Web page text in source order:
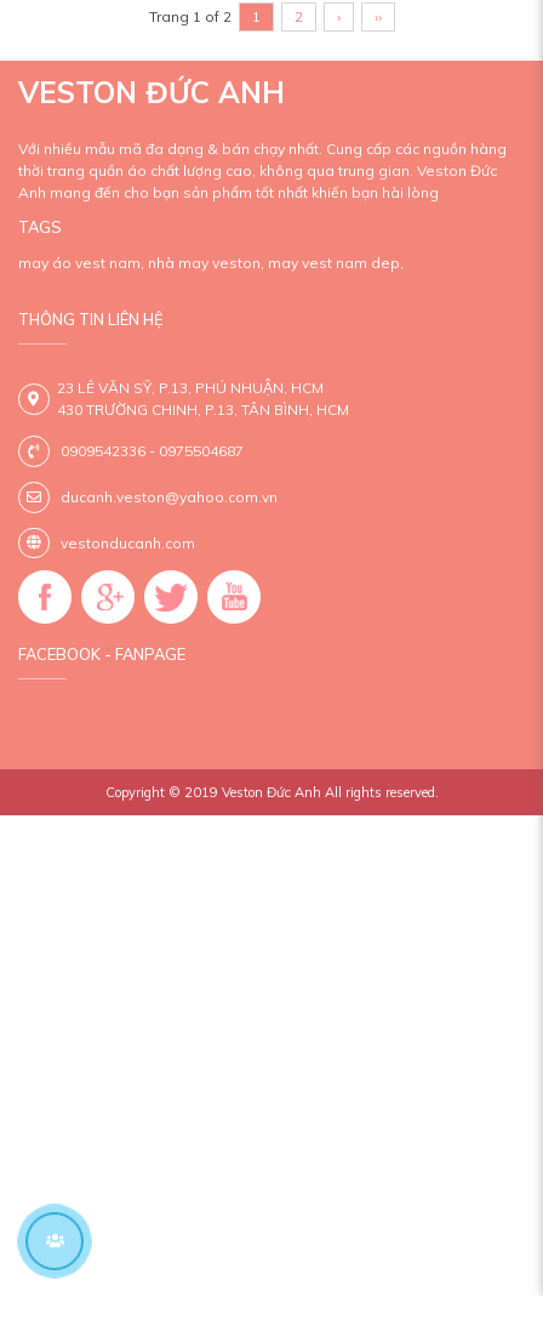
Trang 1 of 2 1 2 › ››
VESTON ĐỨC ANH
Với nhiều mẫu mã đa dạng & bán chạy nhất. Cung cấp các nguồn hàng
thời trang quần áo chất lượng cao, không qua trung gian. Veston Đức
Anh mang đến cho bạn sản phẩm tốt nhất khiến bạn hài lòng
TAGS
may áo vest nam, nhà may veston, may vest nam dep,
THÔNG TIN LIÊN HỆ
23 LÊ VĂN SỸ, P.13, PHÚ NHUẬN, HCM
430 TRƯỜNG CHINH, P.13, TÂN BÌNH, HCM
0909542336 - 0975504687
ducanh.veston@yahoo.com.vn
vestonducanh.com
FACEBOOK - FANPAGE
Copyright © 2019 Veston Đức Anh All rights reserved.